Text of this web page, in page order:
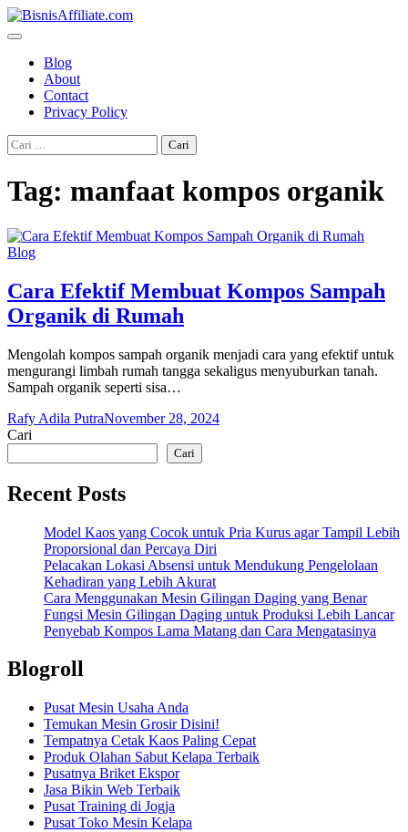
Skip
to
Blog
About
Contact
Privacy Policy
Cari
untuk:
Tag: manfaat kompos organik
Blog
Cara Efektif Membuat Kompos Sampah
Organik di Rumah
Mengolah kompos sampah organik menjadi cara yang efektif untuk
mengurangi limbah rumah tangga sekaligus menyuburkan tanah.
Sampah organik seperti sisa…
Rafy Adila PutraNovember 28, 2024
Cari
Cari
Recent Posts
Model Kaos yang Cocok untuk Pria Kurus agar Tampil Lebih
Proporsional dan Percaya Diri
Pelacakan Lokasi Absensi untuk Mendukung Pengelolaan
Kehadiran yang Lebih Akurat
Cara Menggunakan Mesin Gilingan Daging yang Benar
Fungsi Mesin Gilingan Daging untuk Produksi Lebih Lancar
Penyebab Kompos Lama Matang dan Cara Mengatasinya
Blogroll
Pusat Mesin Usaha Anda
Temukan Mesin Grosir Disini!
Tempatnya Cetak Kaos Paling Cepat
Produk Olahan Sabut Kelapa Terbaik
Pusatnya Briket Ekspor
Jasa Bikin Web Terbaik
Pusat Training di Jogja
Pusat Toko Mesin Kelapa